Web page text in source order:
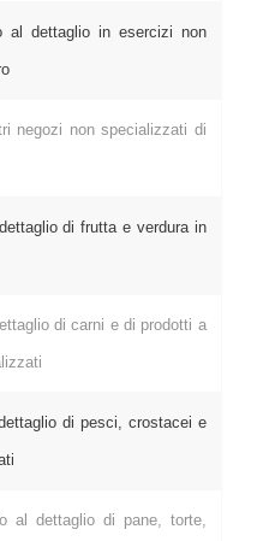
in esercizi non
non specializzati di
di frutta e verdura in
di carni e di prodotti a
di pesci, crostacei e
di pane, torte,